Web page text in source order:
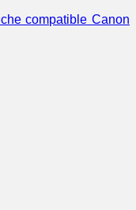
compatible Canon